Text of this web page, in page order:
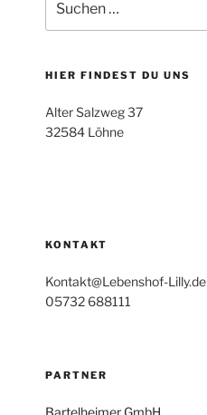
nach:
HIER FINDEST DU UNS
Alter Salzweg 37
32584 Löhne
KONTAKT
Kontakt@Lebenshof-Lilly.de
05732 688111
PARTNER
Bartelheimer GmbH